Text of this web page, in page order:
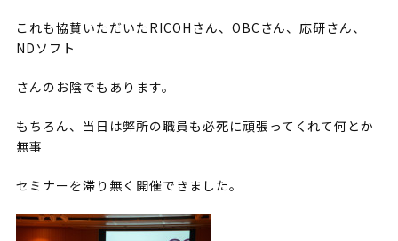
これも協賛いただいたRICOHさん、OBCさん、応研さん、
NDソフト
さんのお陰でもあります。
もちろん、当日は弊所の職員も必死に頑張ってくれて何とか
無事
セミナーを滞り無く開催できました。